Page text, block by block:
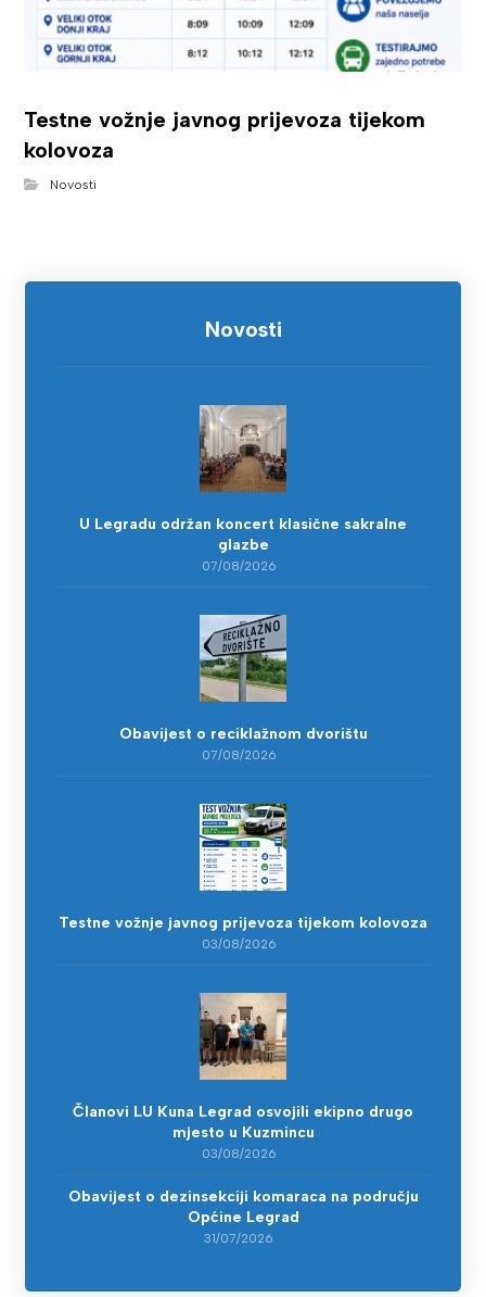
Testne vožnje javnog prijevoza tijekom
kolovoza
Novosti
Novosti
U Legradu održan koncert klasične sakralne
glazbe
07/08/2026
Obavijest o reciklažnom dvorištu
07/08/2026
Testne vožnje javnog prijevoza tijekom kolovoza
03/08/2026
Članovi LU Kuna Legrad osvojili ekipno drugo
mjesto u Kuzmincu
03/08/2026
Obavijest o dezinsekciji komaraca na području
Općine Legrad
31/07/2026